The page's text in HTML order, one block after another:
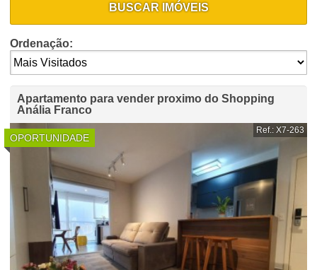
BUSCAR IMÓVEIS
Ordenação:
Apartamento para vender proximo do Shopping
Anália Franco
OPORTUNIDADE
Ref.: X7-263